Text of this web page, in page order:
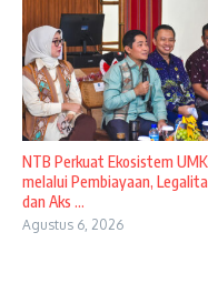
NTB Perkuat Ekosistem
melalui Pembiayaan,
dan Aks ...
Agustus 6, 2026